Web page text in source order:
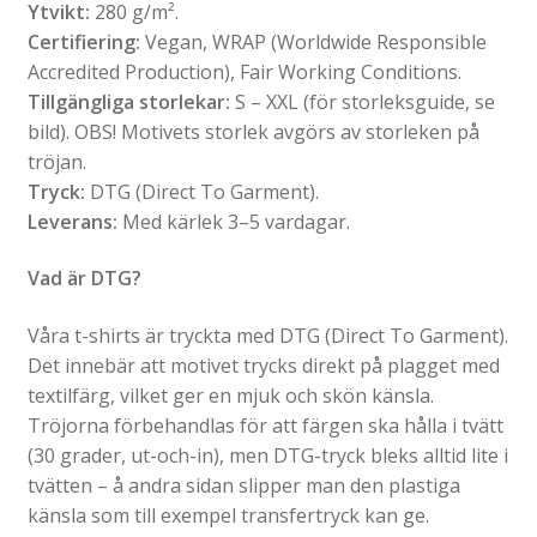
Ytvikt: 280 g/m².
Certifiering: Vegan, WRAP (Worldwide Responsible
Accredited Production), Fair Working Conditions.
Tillgängliga storlekar: S – XXL (för storleksguide, se
bild). OBS! Motivets storlek avgörs av storleken på
tröjan.
Tryck: DTG (Direct To Garment).
Leverans: Med kärlek 3–5 vardagar.
Vad är DTG?
Våra t-shirts är tryckta med DTG (Direct To Garment).
Det innebär att motivet trycks direkt på plagget med
textilfärg, vilket ger en mjuk och skön känsla.
Tröjorna förbehandlas för att färgen ska hålla i tvätt
(30 grader, ut-och-in), men DTG-tryck bleks alltid lite i
tvätten – å andra sidan slipper man den plastiga
känsla som till exempel transfertryck kan ge.